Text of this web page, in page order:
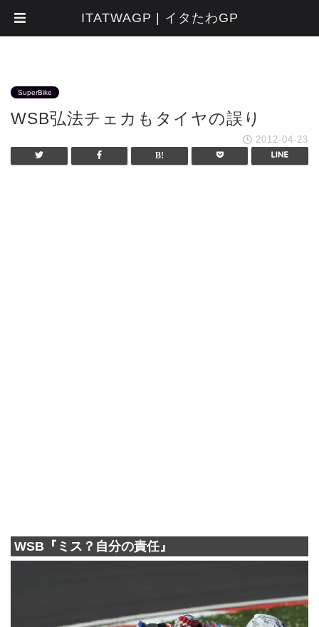
SuperBike
WSB弘法チェカもタイヤの誤り
2012-04-23
WSB『ミス？自分の責任』
ITATWAGP | イタたわGP